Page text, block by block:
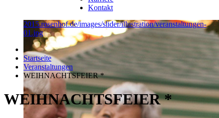
Kontakt
2015.rosenhof.de/images/slider/illustration/veranstaltungen-
01.jpg
Startseite
Veranstaltungen
WEIHNACHTSFEIER *
WEIHNACHTSFEIER *